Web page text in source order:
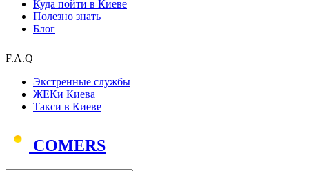
Куда пойти в Киеве
Полезно знать
Блог
F.A.Q
Экстренные службы
ЖЕКи Киева
Такси в Киеве
COMERS